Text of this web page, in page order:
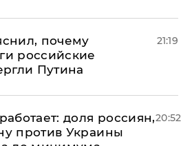
почему
российские
Путина
21:19
доля россиян,
против Украины
20:52